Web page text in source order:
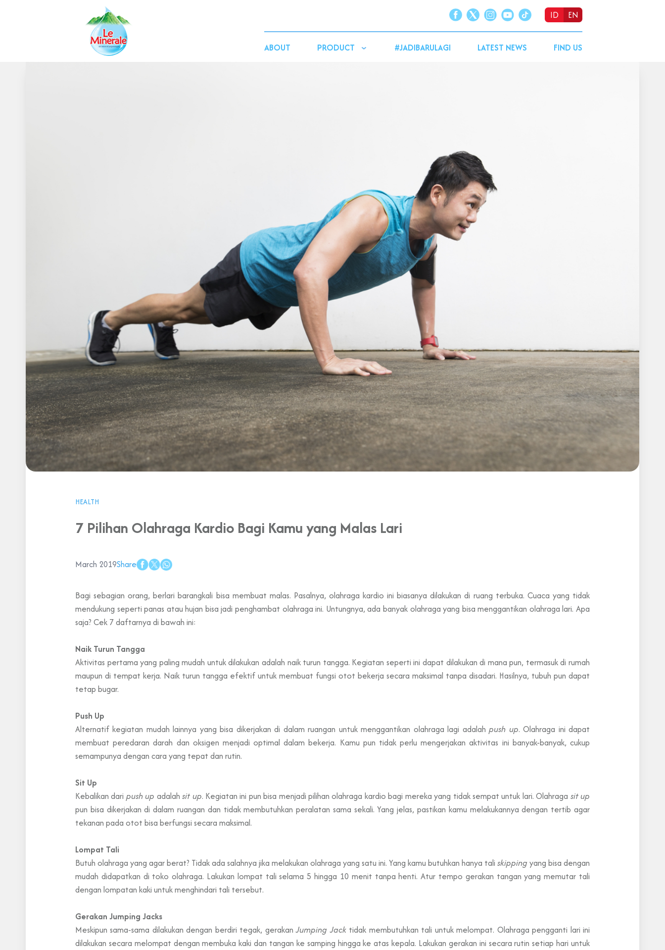
ID EN
ABOUT PRODUCT #JADIBARULAGI LATEST NEWS FIND US
HEALTH
7 Pilihan Olahraga Kardio Bagi Kamu yang Malas Lari
March 2019Share
Bagi sebagian orang, berlari barangkali bisa membuat malas. Pasalnya, olahraga kardio ini biasanya dilakukan di ruang terbuka. Cuaca yang tidak
mendukung seperti panas atau hujan bisa jadi penghambat olahraga ini. Untungnya, ada banyak olahraga yang bisa menggantikan olahraga lari. Apa
saja? Cek 7 daftarnya di bawah ini:
Naik Turun Tangga
Aktivitas pertama yang paling mudah untuk dilakukan adalah naik turun tangga. Kegiatan seperti ini dapat dilakukan di mana pun, termasuk di rumah
maupun di tempat kerja. Naik turun tangga efektif untuk membuat fungsi otot bekerja secara maksimal tanpa disadari. Hasilnya, tubuh pun dapat
tetap bugar.
Push Up
Alternatif kegiatan mudah lainnya yang bisa dikerjakan di dalam ruangan untuk menggantikan olahraga lagi adalahpush up. Olahraga ini dapat
membuat peredaran darah dan oksigen menjadi optimal dalam bekerja. Kamu pun tidak perlu mengerjakan aktivitas ini banyak-banyak, cukup
semampunya dengan cara yang tepat dan rutin.
Sit Up
Kebalikan dari push up adalahsit up. Kegiatan ini pun bisa menjadi pilihan olahraga kardio bagi mereka yang tidak sempat untuk lari. Olahraga sit up
pun bisa dikerjakan di dalam ruangan dan tidak membutuhkan peralatan sama sekali. Yang jelas, pastikan kamu melakukannya dengan tertib agar
tekanan pada otot bisa berfungsi secara maksimal.
Lompat Tali
Butuh olahraga yang agar berat? Tidak ada salahnya jika melakukan olahraga yang satu ini. Yang kamu butuhkan hanya tali skipping yang bisa dengan
mudah didapatkan di toko olahraga. Lakukan lompat tali selama 5 hingga 10 menit tanpa henti. Atur tempo gerakan tangan yang memutar tali
dengan lompatan kaki untuk menghindari tali tersebut.
Gerakan Jumping Jacks
Meskipun sama-sama dilakukan dengan berdiri tegak, gerakanJumping Jacktidak membutuhkan tali untuk melompat. Olahraga pengganti lari ini
dilakukan secara melompat dengan membuka kaki dan tangan ke samping hingga ke atas kepala. Lakukan gerakan ini secara rutin setiap hari untuk